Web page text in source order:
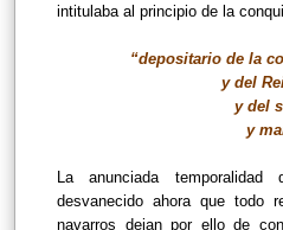
intitulaba al principio de la
“depositario de la
y del
y del
y
La anunciada
desvanecido ahora que todo
navarros dejan por ello de